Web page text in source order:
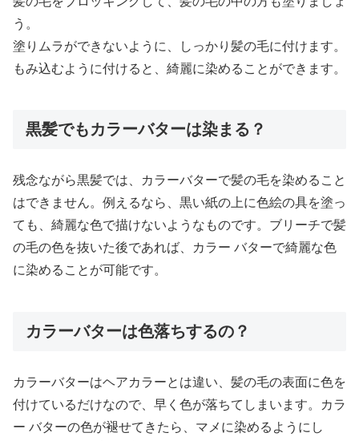
う。
塗りムラができないように、しっかり髪の毛に付けます。
もみ込むように付けると、綺麗に染めることができます。
黒髪でもカラーバターは染まる？
残念ながら黒髪では、カラーバターで髪の毛を染めること
はできません。例えるなら、黒い紙の上に色絵の具を塗っ
ても、綺麗な色で描けないようなものです。ブリーチで髪
の毛の色を抜いた後であれば、カラー バターで綺麗な色
に染めることが可能です。
カラーバターは色落ちするの？
カラーバターはヘアカラーとは違い、髪の毛の表面に色を
付けているだけなので、早く色が落ちてしまいます。カラ
ー バターの色が褪せてきたら、マメに染めるようにし